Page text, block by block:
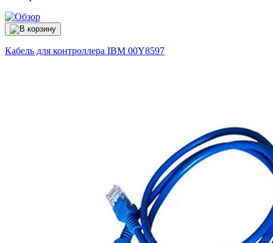
Кабель для контроллера IBM 00Y8597